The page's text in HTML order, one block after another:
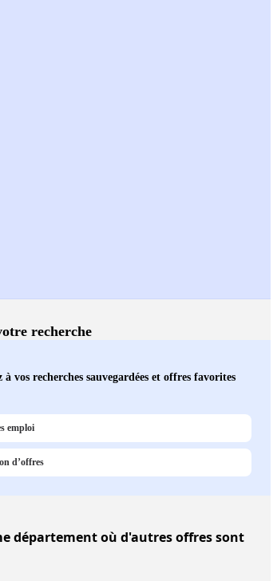
recherche
à vos recherches sauvegardées et offres favorites
emploi
d’offres
département où d'autres offres sont